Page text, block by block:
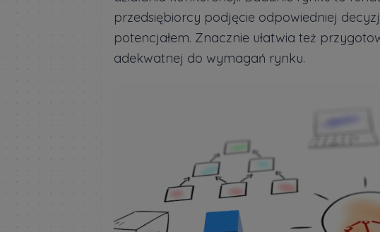
przedsiębiorcy podjęcie odpowiedniej
potencjałem. Znacznie ułatwia też
adekwatnej do wymagań rynku.